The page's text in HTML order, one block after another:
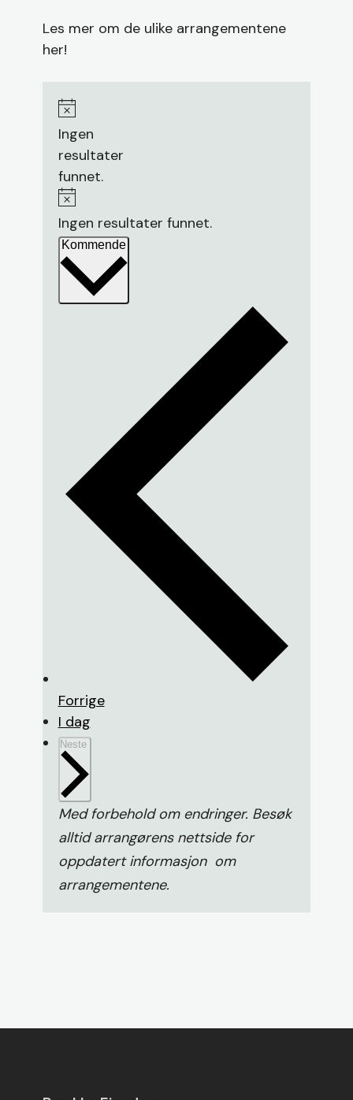
Les mer om de ulike arrangementene
her!
Merknad
Ingen
resultater
funnet.
Merknad
Ingen resultater funnet.
KommendeVelg
Forrigearrangementer
I dag
Neste
Med forbehold om endringer. Besøk
alltid arrangørens nettside for
oppdatert informasjon om
arrangementene.